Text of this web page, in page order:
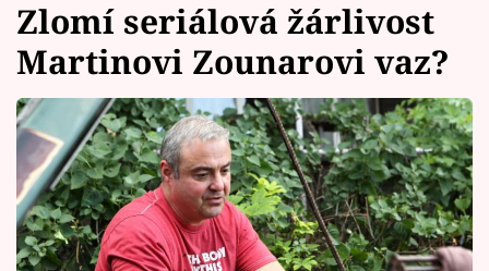
Témata
Celebrity
Vztahy
Seriály
Zlomí seriálová žárlivost
Martinovi Zounarovi vaz?